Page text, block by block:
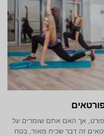
אך האם אתם שומרים על
זה דבר שכיח מאוד, בטח